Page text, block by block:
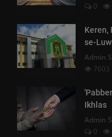
0
Keren,
se-
Admin
7603
Ikhlas
Admin
0